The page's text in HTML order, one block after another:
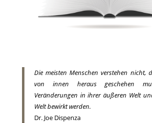
Die meisten Menschen verstehen nicht,
von innen heraus geschehen
Veränderungen in ihrer äußeren Welt
Welt bewirkt werden.
Dr. Joe Dispenza